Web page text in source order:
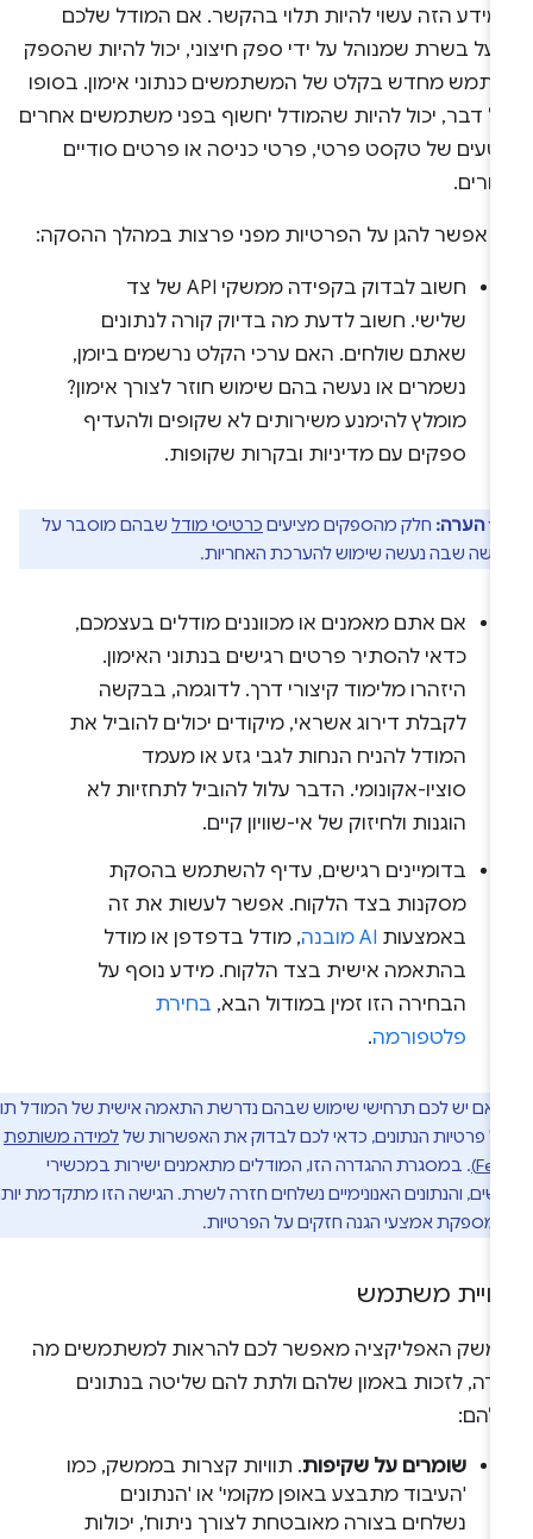
הזה עשוי להיות תלוי בהקשר. אם המודל שלכם
בשרת שמנוהל על ידי ספק חיצוני, יכול להיות שהספק
מחדש בקלט של המשתמשים כנתוני אימון. בסופו
דבר, יכול להיות שהמודל יחשוף בפני משתמשים אחרים
של טקסט פרטי, פרטי כניסה או פרטים סודיים
אפשר להגן על הפרטיות מפני פרצות במהלך ההסקה:
חשוב לבדוק בקפידה ממשקי API של צד
שלישי. חשוב לדעת מה בדיוק קורה לנתונים
שאתם שולחים. האם ערכי הקלט נרשמים ביומן,
נשמרים או נעשה בהם שימוש חוזר לצורך אימון?
מומלץ להימנע משירותים לא שקופים ולהעדיף
ספקים עם מדיניות ובקרות שקופות.
הערה:חלק מהספקים מציעיםכרטיסי מודלשבהם מוסבר על
שבה נעשה שימוש להערכת האחריות.
אם אתם מאמנים או מכווננים מודלים בעצמכם,
כדאי להסתיר פרטים רגישים בנתוני האימון.
היזהרו מלימוד קיצורי דרך. לדוגמה, בבקשה
לקבלת דירוג אשראי, מיקודים יכולים להוביל את
המודל להניח הנחות לגבי גזע או מעמד
סוציו-אקונומי. הדבר עלול להוביל לתחזיות לא
הוגנות ולחיזוק של אי-שוויון קיים.
בדומיינים רגישים, עדיף להשתמש בהסקת
מסקנות בצד הלקוח. אפשר לעשות את זה
באמצעותAI מובנה
, מודל בדפדפן או מודל
בהתאמה אישית בצד הלקוח. מידע נוסף על
הבחירה הזו זמין במודול הבא,בחירת
פלטפורמה.
אם יש לכם תרחישי שימוש שבהם נדרשת התאמה אישית של המודל תוך
פרטיות הנתונים, כדאי לכם לבדוק את האפשרות של למידה משותפת
. במסגרת ההגדרה הזו, המודלים מתאמנים ישירות במכשירי
והנתונים האנונימיים נשלחים חזרה לשרת. הגישה הזו מתקדמת יותר,
מספקת אמצעי הגנה חזקים על הפרטיות.
משתמש
האפליקציה מאפשר לכם להראות למשתמשים מה
לזכות באמון שלהם ולתת להם שליטה בנתונים
שומרים על שקיפות. תוויות קצרות בממשק, כמו
'העיבוד מתבצע באופן מקומי' או 'הנתונים
נשלחים בצורה מאובטחת לצורך ניתוח', יכולות